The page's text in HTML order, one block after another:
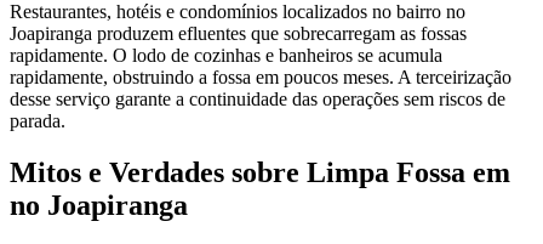
Restaurantes, hotéis e condomínios localizados no bairro no
Joapiranga produzem efluentes que sobrecarregam as fossas
rapidamente. O lodo de cozinhas e banheiros se acumula
rapidamente, obstruindo a fossa em poucos meses. A terceirização
desse serviço garante a continuidade das operações sem riscos de
parada.
Mitos e Verdades sobre Limpa Fossa em
no Joapiranga